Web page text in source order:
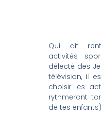
Qui dit
activités
délecté des
télévision, il
choisir les
rythmeront
de tes